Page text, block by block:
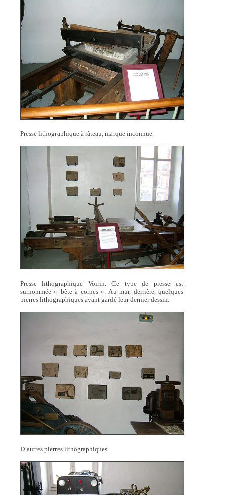
Presse lithographique à râteau, marque inconnue.
Presse lithographique Voirin. Ce type de presse est
surnommée « bête à cornes ». Au mur, derrière, quelques
pierres lithographiques ayant gardé leur dernier dessin.
D’autres pierres lithographiques.